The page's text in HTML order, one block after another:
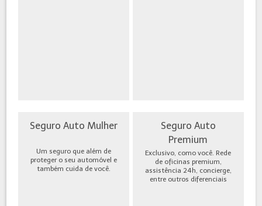
Seguro Auto Mulher
Um seguro que além de
proteger o seu automóvel e
também cuida de você.
Seguro Auto
Premium
Exclusivo, como você. Rede
de oficinas premium,
assistência 24h, concierge,
entre outros diferenciais